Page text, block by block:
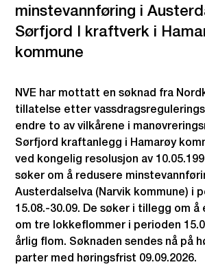
minstevannføring i
Sørfjord I kraftverk i
kommune
NVE har mottatt en søknad fra
tillatelse etter
endre to av vilkårene i
Sørfjord kraftanlegg i Hamarøy
ved kongelig resolusjon av
søker om å redusere
Austerdalselva (Narvik kommune) i
15.08.-30.09. De søker i tillegg om
om tre lokkeflommer i perioden
årlig flom. Søknaden sendes nå på
parter med høringsfrist 09.09.2026.